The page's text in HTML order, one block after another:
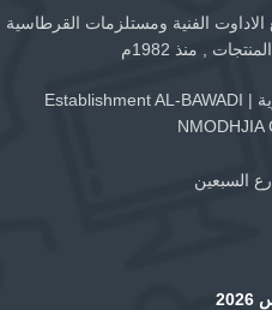
الفنية ومستلزمات القرطاسية
, منذ 1982م
مؤسسة البوادي النموذجية التجارية | Establishment AL-BAWADI
NMODHJIA
السبعين